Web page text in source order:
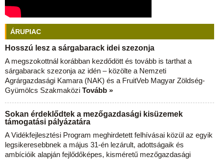
ÁRUPIAC
Hosszú lesz a sárgabarack idei szezonja
A megszokottnál korábban kezdődött és tovább is tarthat a
sárgabarack szezonja az idén – közölte a Nemzeti
Agrárgazdasági Kamara (NAK) és a FruitVeb Magyar Zöldség-
Gyümölcs Szakmaközi Tovább »
Sokan érdeklődtek a mezőgazdasági kisüzemek
támogatási pályázatára
A Vidékfejlesztési Program meghirdetett felhívásai közül az egyik
legsikeresebbnek a május 31-én lezárult, adottságaik és
ambícióik alapján fejlődőképes, kisméretű mezőgazdasági